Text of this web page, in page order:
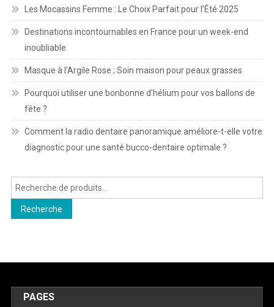
Les Mocassins Femme : Le Choix Parfait pour l’Été 2025
Destinations incontournables en France pour un week-end
inoubliable
Masque à l’Argile Rose ; Soin maison pour peaux grasses
Pourquoi utiliser une bonbonne d’hélium pour vos ballons de
fête ?
Comment la radio dentaire panoramique améliore-t-elle votre
diagnostic pour une santé bucco-dentaire optimale ?
Recherche
pour :
Recherche
PAGES